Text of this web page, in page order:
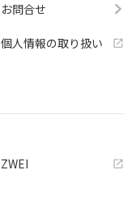
お問合せ
個人情報の取り扱い
ZWEI